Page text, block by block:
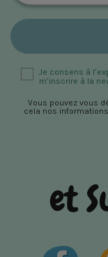
Vous pouvez vous
cela nos
Je consens à
m’inscrire à la
et